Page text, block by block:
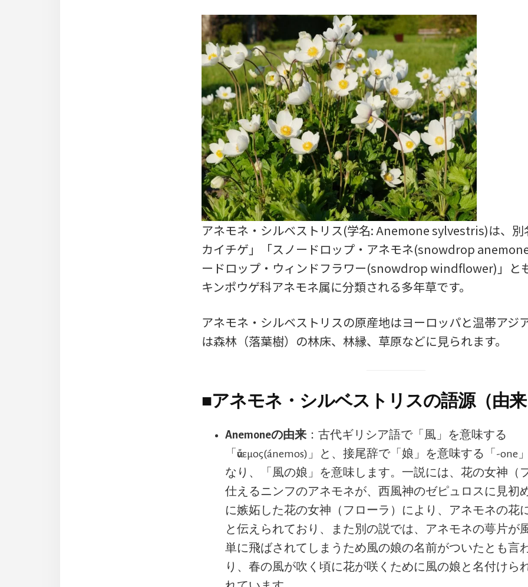
アネモネ・シルベストリス(学名: Anemone sylvestris)は、別
カイチゲ」「スノードロップ・アネモネ(snowdrop
ードロップ・ウィンドフラワー(snowdrop windflower)」と
キンポウゲ科アネモネ属に分類される多年草です。
アネモネ・シルベストリスの原産地はヨーロッパと温帯アジ
は森林（落葉樹）の林床、林縁、草原などに見られます。
■アネモネ・シルベストリスの語源（由
Anemoneの由来 ：古代ギリシア語で「風」を意味する
「ἄνεμος(ánemos)」と、接尾辞で「娘」を意味する「-one
なり、「風の娘」を意味します。一説には、花の女神（
仕えるニンフのアネモネが、西風神のゼピュロスに見初
に嫉妬した花の女神（フローラ）により、アネモネの花
と伝えられており、また別の説では、アネモネの萼片が
単に飛ばされてしまうため風の娘の名前がついたとも言
り、春の風が吹く頃に花が咲くために風の娘と名付けら